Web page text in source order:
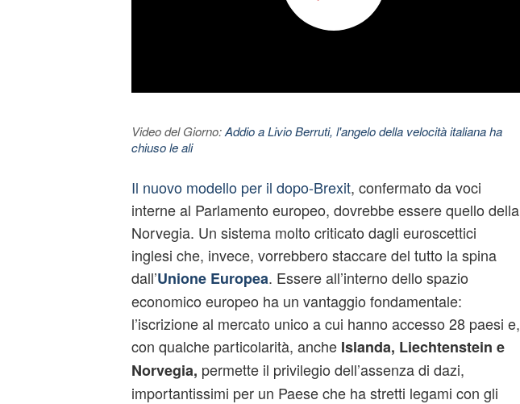
Video del Giorno:Addio a Livio Berruti, l'angelo della velocità italiana ha
chiuso le ali
Il nuovo modello per il dopo-Brexit, confermato da voci
interne al Parlamento europeo, dovrebbe essere quello della
Norvegia. Un sistema molto criticato dagli euroscettici
inglesi che, invece, vorrebbero staccare del tutto la spina
dall’Unione Europea. Essere all’interno dello spazio
economico europeo ha un vantaggio fondamentale:
l’iscrizione al mercato unico a cui hanno accesso 28 paesi e,
con qualche particolarità, anche Islanda, Liechtenstein e
Norvegia, permette il privilegio dell’assenza di dazi,
importantissimi per un Paese che ha stretti legami con gli